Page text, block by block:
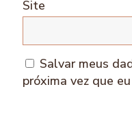
Site
Salvar meus
próxima vez que